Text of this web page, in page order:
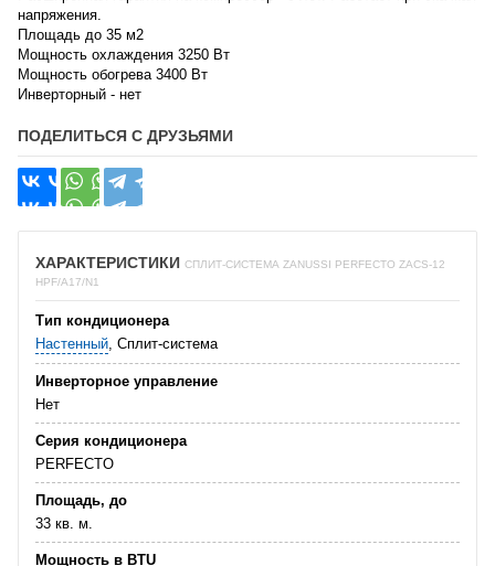
напряжения.
Площадь до 35 м2
Мощность охлаждения 3250 Вт
Мощность обогрева 3400 Вт
Инверторный - нет
ПОДЕЛИТЬСЯ С ДРУЗЬЯМИ
ХАРАКТЕРИСТИКИ СПЛИТ-СИСТЕМА ZANUSSI PERFECTO ZACS-12
HPF/A17/N1
Тип кондиционера
Настенный, Сплит-система
Инверторное управление
Нет
Серия кондиционера
PERFECTO
Площадь, до
33 кв. м.
Мощность в BTU